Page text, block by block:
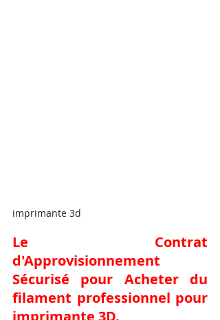
imprimante 3d
Le Contrat
d'Approvisionnement
Sécurisé pour Acheter du
filament professionnel pour